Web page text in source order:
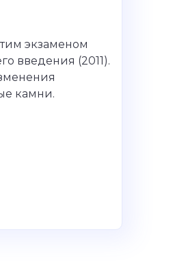
экзаменом
введения (2011).
камни.